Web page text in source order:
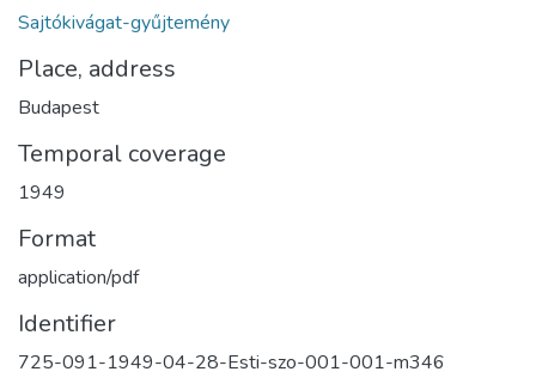
Sajtókivágat-gyűjtemény
Place, address
Budapest
Temporal coverage
1949
Format
application/pdf
Identifier
725-091-1949-04-28-Esti-szo-001-001-m346